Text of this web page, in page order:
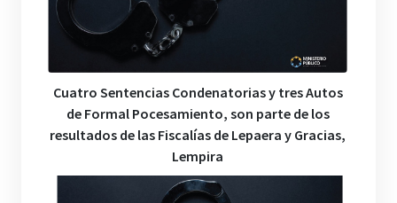
Cuatro Sentencias Condenatorias y tres Autos
de Formal Pocesamiento, son parte de los
resultados de las Fiscalías de Lepaera y Gracias,
Lempira